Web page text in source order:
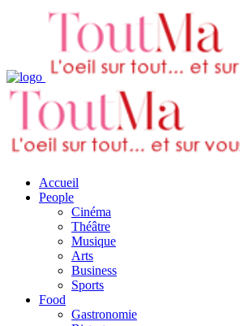
Accueil
People
Cinéma
Théâtre
Musique
Arts
Business
Sports
Food
Gastronomie